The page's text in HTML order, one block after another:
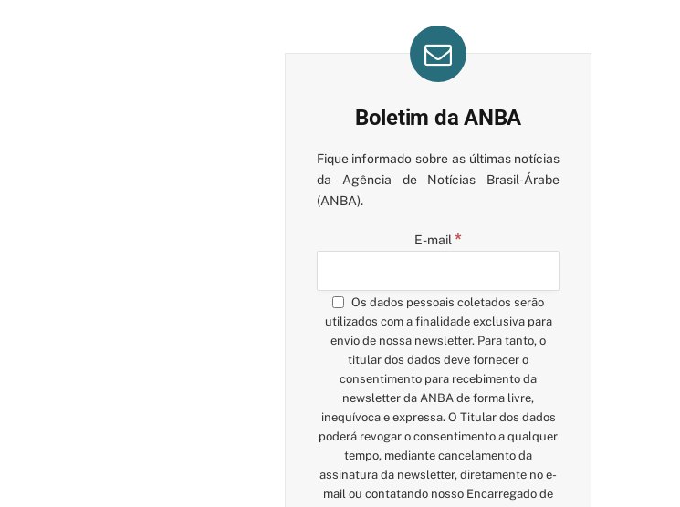
Boletim da ANBA
Fique informado sobre as últimas notícias
da Agência de Notícias Brasil-Árabe
(ANBA).
E-mail *
Os dados pessoais coletados serão
utilizados com a finalidade exclusiva para
envio de nossa newsletter. Para tanto, o
titular dos dados deve fornecer o
consentimento para recebimento da
newsletter da ANBA de forma livre,
inequívoca e expressa. O Titular dos dados
poderá revogar o consentimento a qualquer
tempo, mediante cancelamento da
assinatura da newsletter, diretamente no e-
mail ou contatando nosso Encarregado de